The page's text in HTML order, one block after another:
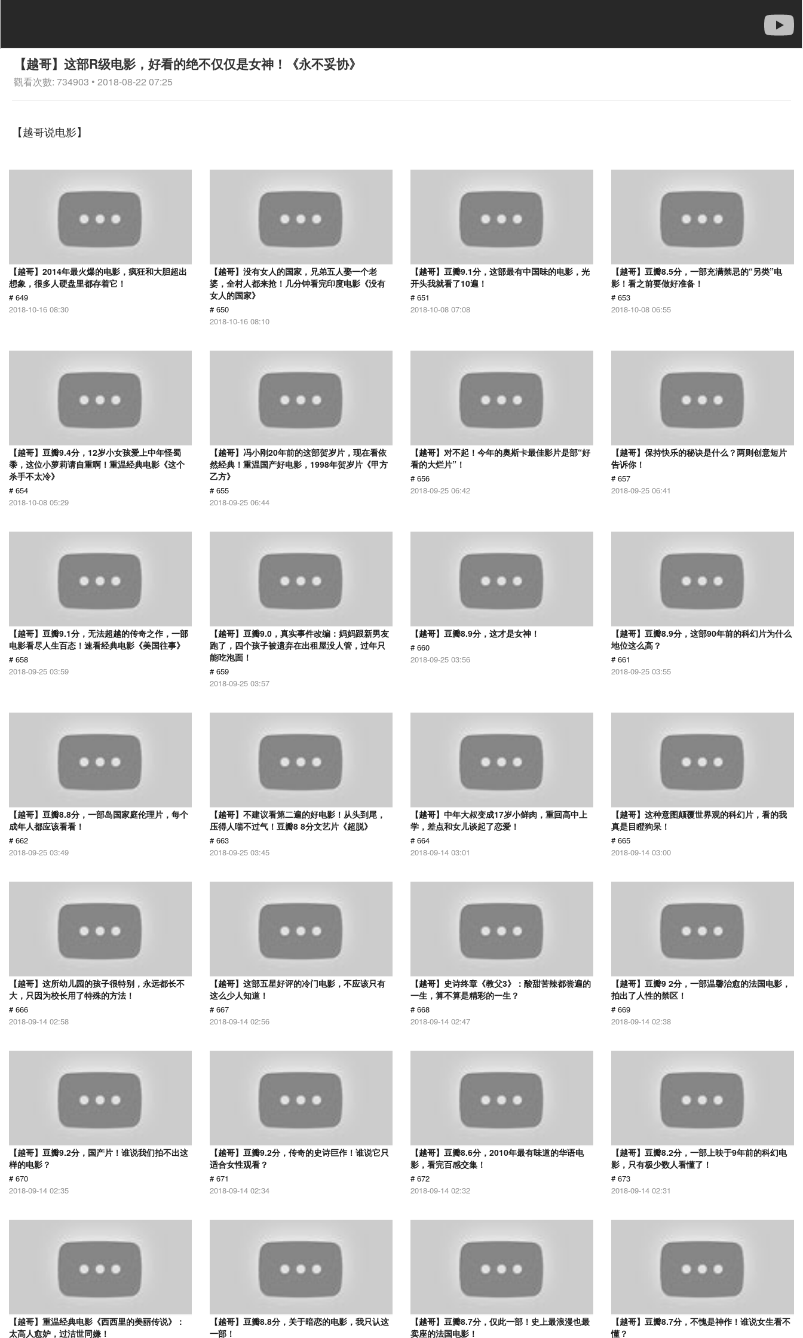
【越哥】这部R级电影，好看的绝不仅仅是女神！《永不妥协》
觀看次數: 734903 • 2018-08-22 07:25
【越哥说电影】
【越哥】2014年最火爆的电影，疯狂和大胆超出
想象，很多人硬盘里都存着它！
# 649
2018-10-16 08:30
【越哥】没有女人的国家，兄弟五人娶一个老
婆，全村人都来抢！几分钟看完印度电影《没有
女人的国家》
# 650
2018-10-16 08:10
【越哥】豆瓣9.1分，这部最有中国味的电影，光
开头我就看了10遍！
# 651
2018-10-08 07:08
【越哥】豆瓣8.5分，一部充满禁忌的“另类”电
影！看之前要做好准备！
# 653
2018-10-08 06:55
【越哥】豆瓣9.4分，12岁小女孩爱上中年怪蜀
黍，这位小萝莉请自重啊！重温经典电影《这个
杀手不太冷》
# 654
2018-10-08 05:29
【越哥】冯小刚20年前的这部贺岁片，现在看依
然经典！重温国产好电影，1998年贺岁片《甲方
乙方》
# 655
2018-09-25 06:44
【越哥】对不起！今年的奥斯卡最佳影片是部“好
看的大烂片”！
# 656
2018-09-25 06:42
【越哥】保持快乐的秘诀是什么？两则创意短片
告诉你！
# 657
2018-09-25 06:41
【越哥】豆瓣9.1分，无法超越的传奇之作，一部
电影看尽人生百态！速看经典电影《美国往事》
# 658
2018-09-25 03:59
【越哥】豆瓣9.0，真实事件改编：妈妈跟新男友
跑了，四个孩子被遗弃在出租屋没人管，过年只
能吃泡面！
# 659
2018-09-25 03:57
【越哥】豆瓣8.9分，这才是女神！
# 660
2018-09-25 03:56
【越哥】豆瓣8.9分，这部90年前的科幻片为什么
地位这么高？
# 661
2018-09-25 03:55
【越哥】豆瓣8.8分，一部岛国家庭伦理片，每个
成年人都应该看看！
# 662
2018-09-25 03:49
【越哥】不建议看第二遍的好电影！从头到尾，
压得人喘不过气！豆瓣8 8分文艺片《超脱》
# 663
2018-09-25 03:45
【越哥】中年大叔变成17岁小鲜肉，重回高中上
学，差点和女儿谈起了恋爱！
# 664
2018-09-14 03:01
【越哥】这种意图颠覆世界观的科幻片，看的我
真是目瞪狗呆！
# 665
2018-09-14 03:00
【越哥】这所幼儿园的孩子很特别，永远都长不
大，只因为校长用了特殊的方法！
# 666
2018-09-14 02:58
【越哥】这部五星好评的冷门电影，不应该只有
这么少人知道！
# 667
2018-09-14 02:56
【越哥】史诗终章《教父3》：酸甜苦辣都尝遍的
一生，算不算是精彩的一生？
# 668
2018-09-14 02:47
【越哥】豆瓣9 2分，一部温馨治愈的法国电影，
拍出了人性的禁区！
# 669
2018-09-14 02:38
【越哥】豆瓣9.2分，国产片！谁说我们拍不出这
样的电影？
# 670
2018-09-14 02:35
【越哥】豆瓣9.2分，传奇的史诗巨作！谁说它只
适合女性观看？
# 671
2018-09-14 02:34
【越哥】豆瓣8.6分，2010年最有味道的华语电
影，看完百感交集！
# 672
2018-09-14 02:32
【越哥】豆瓣8.2分，一部上映于9年前的科幻电
影，只有极少数人看懂了！
# 673
2018-09-14 02:31
【越哥】重温经典电影《西西里的美丽传说》：
太高人愈妒，过洁世同嫌！
【越哥】豆瓣8.8分，关于暗恋的电影，我只认这
一部！
【越哥】豆瓣8.7分，仅此一部！史上最浪漫也最
卖座的法国电影！
【越哥】豆瓣8.7分，不愧是神作！谁说女生看不
懂？